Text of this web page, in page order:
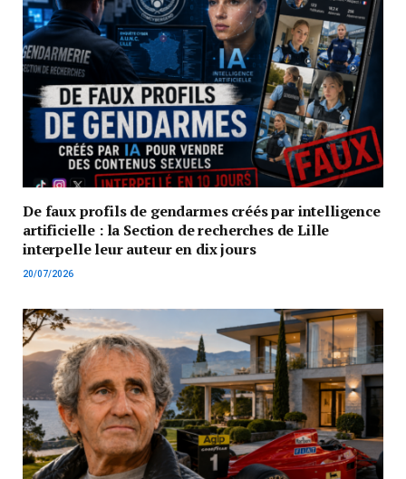
De faux profils de gendarmes créés par intelligence
artificielle : la Section de recherches de Lille
interpelle leur auteur en dix jours
20/07/2026